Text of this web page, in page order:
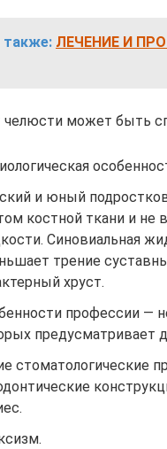
также: ЛЕЧЕНИЕ И
челюсти может быть
и юный
костной ткани и не
Синовиальная
трение
хруст.
профессии —
предусматривает
стоматологические